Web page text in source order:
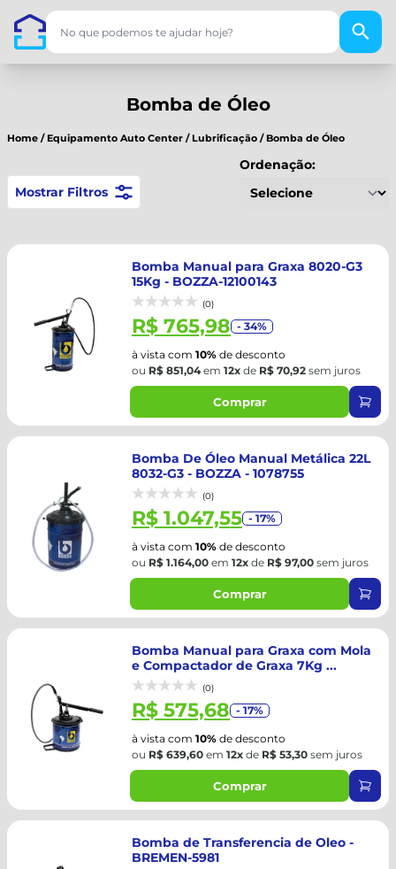
Bomba de Óleo
Home / Equipamento Auto Center / Lubrificação / Bomba de Óleo
Mostrar Filtros
Ordenação:
Bomba Manual para Graxa 8020-G3
15Kg - BOZZA-12100143
(0)
R$ 765,98 - 34%
à vista com 10% de desconto
ou R$ 851,04em 12x de R$ 70,92 sem juros
Comprar
Bomba De Óleo Manual Metálica 22L
8032-G3 - BOZZA - 1078755
(0)
R$ 1.047,55 - 17%
à vista com 10% de desconto
ou R$ 1.164,00 em 12x de R$ 97,00 sem juros
Comprar
Bomba Manual para Graxa com Mola
e Compactador de Graxa 7Kg ...
(0)
R$ 575,68 - 17%
à vista com 10% de desconto
ou R$ 639,60 em 12x de R$ 53,30 sem juros
Comprar
Bomba de Transferencia de Oleo -
BREMEN-5981